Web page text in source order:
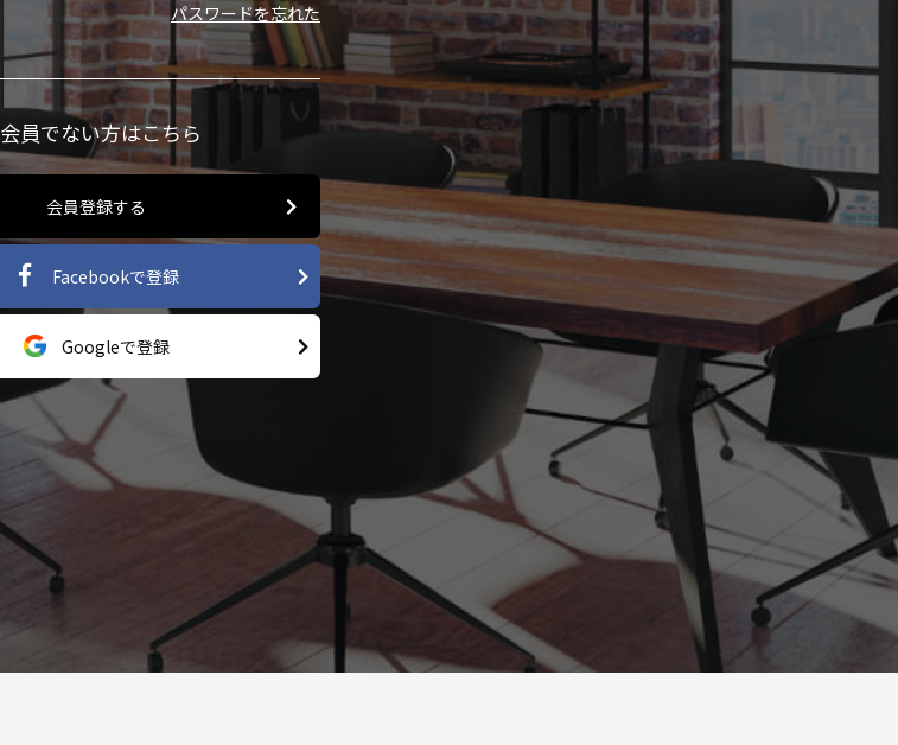
パスワードを忘れた
会員でない方はこちら
会員登録する
Facebookで登録
Googleで登録